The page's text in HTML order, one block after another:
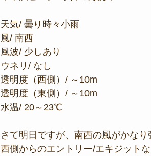
天気/ 曇り時々小雨
風/ 南西
風波/ 少しあり
ウネリ/ なし
透明度（西側）/ ～10m
透明度（東側）/ ～10m
水温/ 20～23℃
さて明日ですが、南西の風がかな
西側からのエントリー/エキジット